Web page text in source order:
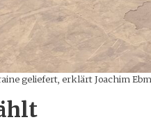
geliefert, erklärt Joachim